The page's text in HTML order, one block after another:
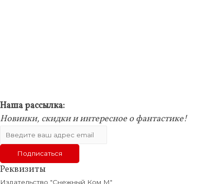
Наша рассылка:
Новинки, скидки и интересное о фантастике!
Реквизиты
Издательство "Снежный Ком М"